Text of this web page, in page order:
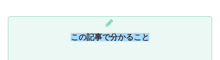
この記事で分かること